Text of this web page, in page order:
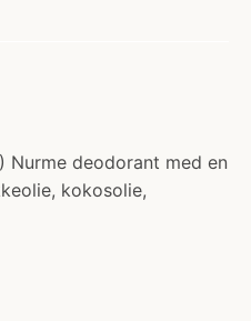
Nurme deodorant med en
kokosolie,